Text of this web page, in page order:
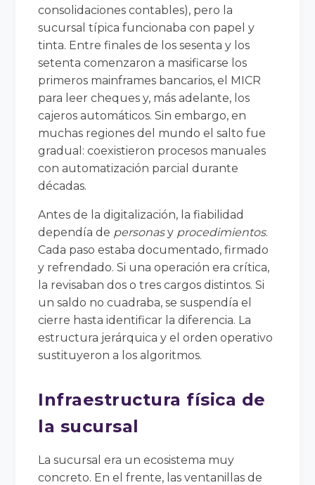
consolidaciones contables), pero la
sucursal típica funcionaba con papel y
tinta. Entre finales de los sesenta y los
setenta comenzaron a masificarse los
primeros mainframes bancarios, el MICR
para leer cheques y, más adelante, los
cajeros automáticos. Sin embargo, en
muchas regiones del mundo el salto fue
gradual: coexistieron procesos manuales
con automatización parcial durante
décadas.
Antes de la digitalización, la fiabilidad
dependía de personasy procedimientos.
Cada paso estaba documentado, firmado
y refrendado. Si una operación era crítica,
la revisaban dos o tres cargos distintos. Si
un saldo no cuadraba, se suspendía el
cierre hasta identificar la diferencia. La
estructura jerárquica y el orden operativo
sustituyeron a los algoritmos.
Infraestructura física de
la sucursal
La sucursal era un ecosistema muy
concreto. En el frente, las ventanillas de